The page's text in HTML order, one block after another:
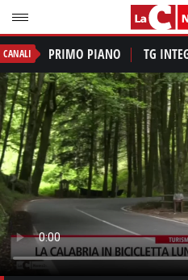
CANALI PRIMO PIANO TG